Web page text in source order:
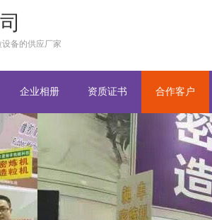
备的供应厂家
企业相册 资质证书 合作客户